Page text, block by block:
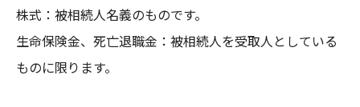
株式：被相続人名義のものです。
生命保険金、死亡退職金：被相続人を受取人としている
ものに限ります。